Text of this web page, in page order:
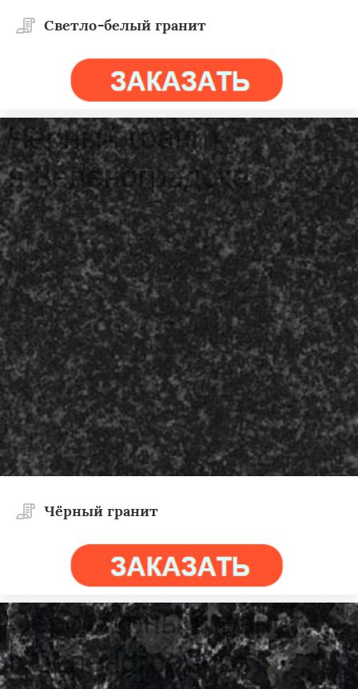
Светло-белый гранит
Чёрный гранит